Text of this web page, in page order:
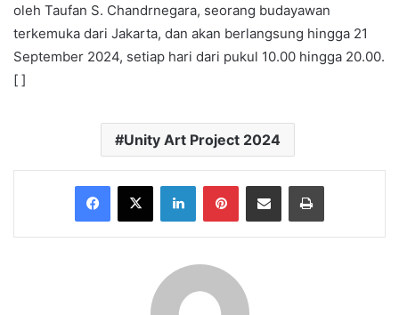
oleh Taufan S. Chandrnegara, seorang budayawan
terkemuka dari Jakarta, dan akan berlangsung hingga 21
September 2024, setiap hari dari pukul 10.00 hingga 20.00.
[ ]
Unity Art Project 2024
Facebook
X LinkedInPinterestShare via Email Print